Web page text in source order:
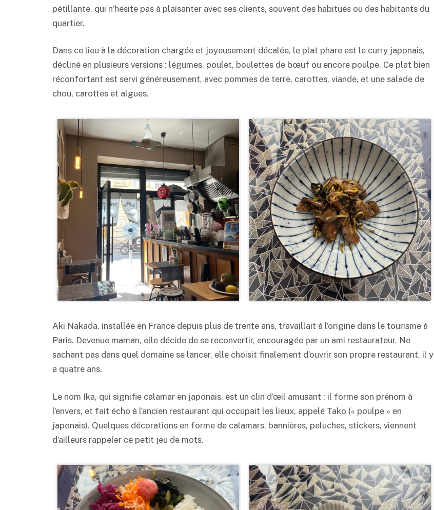
pétillante, qui n’hésite pas à plaisanter avec ses clients, souvent des habitués ou des habitants du
quartier.
Dans ce lieu à la décoration chargée et joyeusement décalée, le plat phare est le curry japonais,
décliné en plusieurs versions : légumes, poulet, boulettes de bœuf ou encore poulpe. Ce plat bien
réconfortant est servi généreusement, avec pommes de terre, carottes, viande, et une salade de
chou, carottes et algues.
Aki Nakada, installée en France depuis plus de trente ans, travaillait à l’origine dans le tourisme à
Paris. Devenue maman, elle décide de se reconvertir, encouragée par un ami restaurateur. Ne
sachant pas dans quel domaine se lancer, elle choisit finalement d’ouvrir son propre restaurant, il y
a quatre ans.
Le nom Ika, qui signifie calamar en japonais, est un clin d’œil amusant : il forme son prénom à
l’envers, et fait écho à l’ancien restaurant qui occupait les lieux, appelé Tako (« poulpe » en
japonais). Quelques décorations en forme de calamars, bannières, peluches, stickers, viennent
d’ailleurs rappeler ce petit jeu de mots.